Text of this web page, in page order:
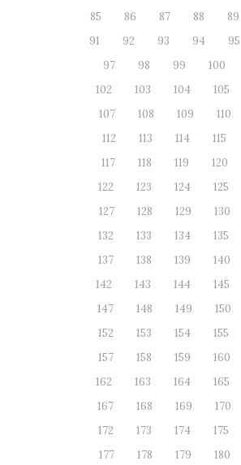
85
86 87 88 89
91
92 93 94 95
97
98 99 100
102
103 104 105
107
108 109 110
112
113 114 115
117
118 119 120
122
123 124 125
127
128 129 130
132
133 134 135
137
138 139 140
142
143 144 145
147
148 149 150
152
153 154 155
157
158 159 160
162
163 164 165
167
168 169 170
172
173 174 175
177
178 179 180